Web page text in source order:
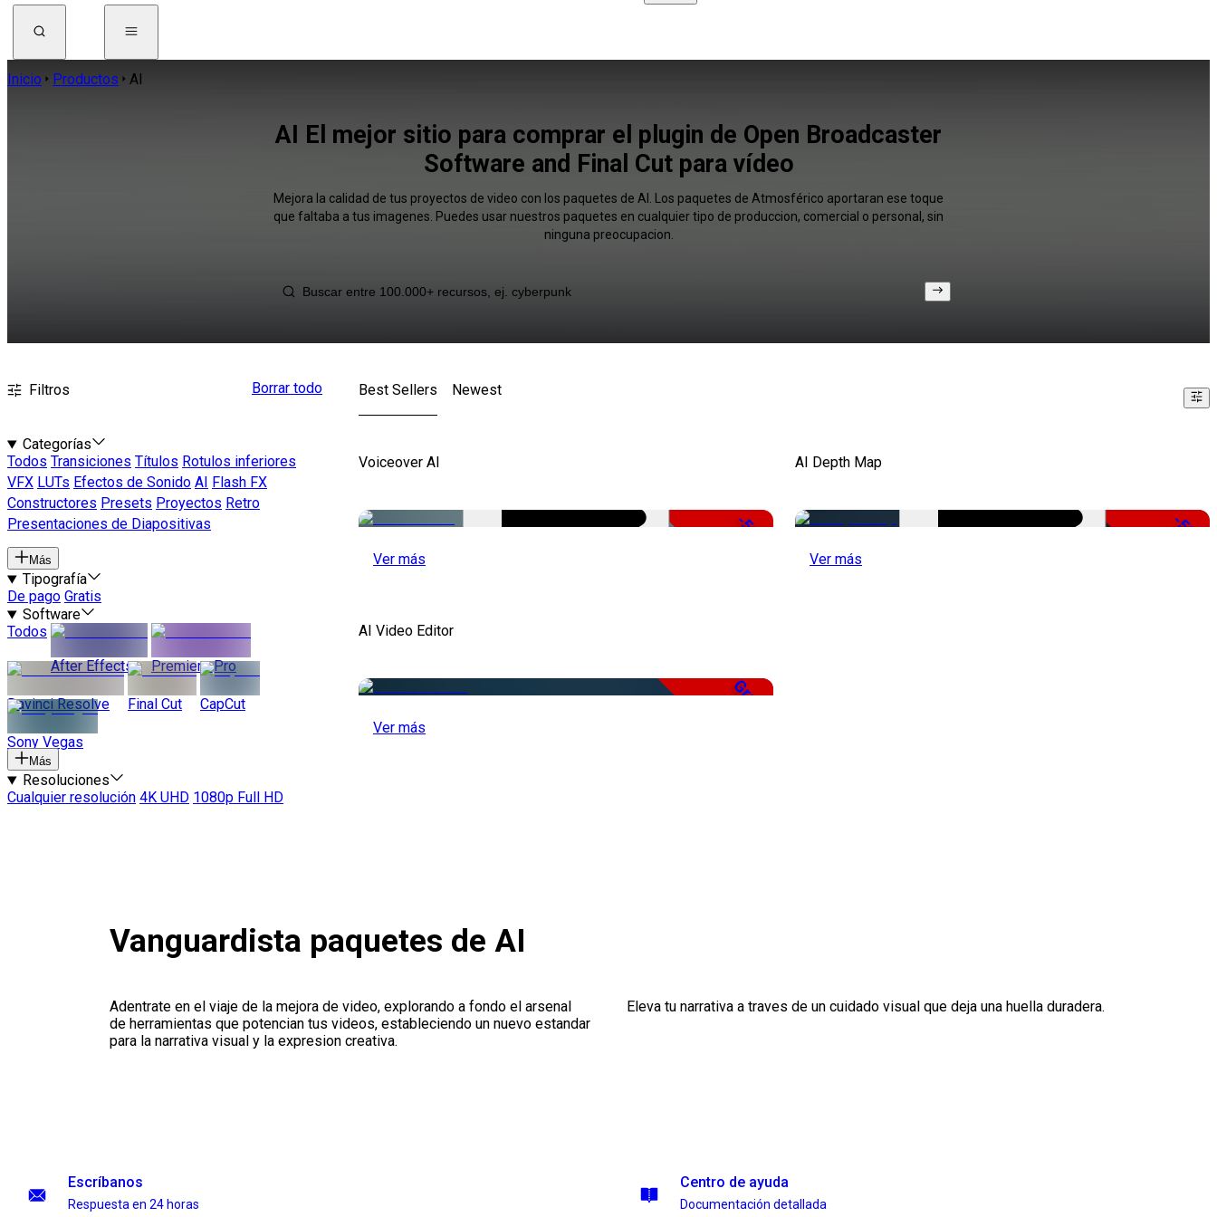
Inicio Productos AI
AI El mejor sitio para comprar el plugin de Open Broadcaster
Software and Final Cut para vídeo
Mejora la calidad de tus proyectos de video con los paquetes de AI. Los paquetes de Atmosférico aportaran ese toque
que faltaba a tus imagenes. Puedes usar nuestros paquetes en cualquier tipo de produccion, comercial o personal, sin
ninguna preocupacion.
Filtros Borrar todo
Categorías
Todos Transiciones Títulos Rotulos inferiores
VFX LUTs Efectos de Sonido AI
Flash FX
Constructores Presets Proyectos Retro
Presentaciones de Diapositivas
Más
Tipografía
De pago Gratis
Software
Todos
After Effects
Premiere Pro
Davinci Resolve Final Cut CapCut
Sony Vegas
Más
Resoluciones
Cualquier resolución 4K UHD 1080p Full HD
Best Sellers Newest
Voiceover AI
-51%
Ver más
AI Depth Map
-50%
Ver más
AI Video Editor
Gratis
Ver más
Vanguardista paquetes de AI
Adentrate en el viaje de la mejora de video, explorando a fondo el arsenal
de herramientas que potencian tus videos, estableciendo un nuevo estandar
para la narrativa visual y la expresion creativa.
Eleva tu narrativa a traves de un cuidado visual que deja una huella duradera.
Escríbanos
Respuesta en 24 horas
Centro de ayuda
Documentación detallada